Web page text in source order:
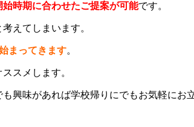
始時期に合わせたご提案が可能です。
えてしまいます。
まってきます。
スメします。
興味があれば学校帰りにでもお気軽にお